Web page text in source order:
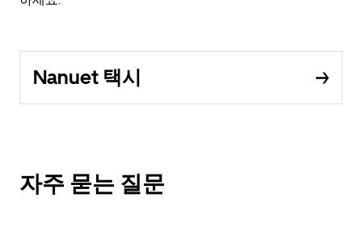
Nanuet 택시
자주 묻는 질문